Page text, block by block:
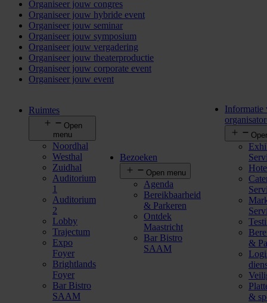
Organiseer jouw congres
Organiseer jouw hybride event
Organiseer jouw seminar
Organiseer jouw symposium
Organiseer jouw vergadering
Organiseer jouw theaterproductie
Organiseer jouw corporate event
Organiseer jouw event
Ruimtes
Open
menu
Noordhal
Westhal
Zuidhal
Auditorium
1
Auditorium
2
Lobby
Trajectum
Expo
Foyer
Brightlands
Foyer
Bar Bistro
SAAM
Bezoeken
Open menu
Agenda
Bereikbaarheid
& Parkeren
Ontdek
Maastricht
Bar Bistro
SAAM
Informatie
&
&